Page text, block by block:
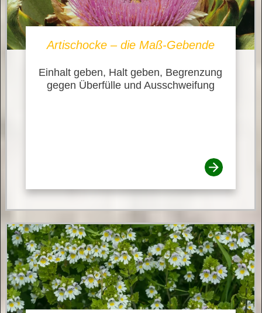
Artischocke – die Maß-Gebende
Einhalt geben, Halt geben, Begrenzung
gegen Überfülle und Ausschweifung